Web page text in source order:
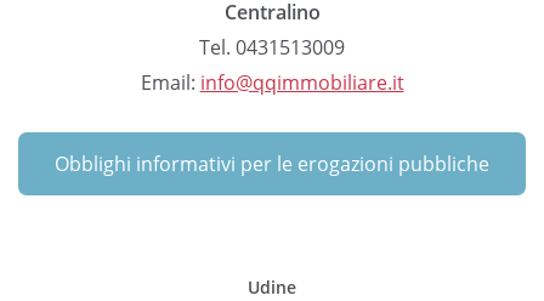
Centralino
Tel. 0431513009
Email: info@qqimmobiliare.it
Obblighi informativi per le erogazioni pubbliche
Udine